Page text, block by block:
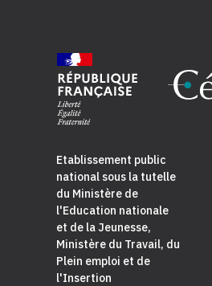
Etablissement public
national sous la tutelle
du Ministère de
l'Education nationale
et de la Jeunesse,
Ministère du Travail, du
Plein emploi et de
l'Insertion